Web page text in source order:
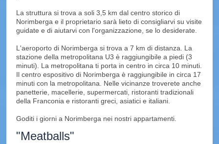
La struttura si trova a soli 3,5 km dal centro storico di
Norimberga e il proprietario sarà lieto di consigliarvi su visite
guidate e di aiutarvi con l'organizzazione, se lo desiderate.
L'aeroporto di Norimberga si trova a 7 km di distanza. La
stazione della metropolitana U3 è raggiungibile a piedi (3
minuti). La metropolitana ti porta in centro in circa 10 minuti.
Il centro espositivo di Norimberga è raggiungibile in circa 17
minuti con la metropolitana. Nelle vicinanze troverete anche
panetterie, macellerie, supermercati, ristoranti tradizionali
della Franconia e ristoranti greci, asiatici e italiani.
Goditi i giorni a Norimberga nei nostri appartamenti.
"Meatballs"